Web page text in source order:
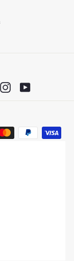
InstagramYouTube